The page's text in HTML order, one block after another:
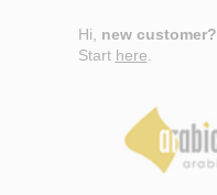
Hi, new customer?
Start here